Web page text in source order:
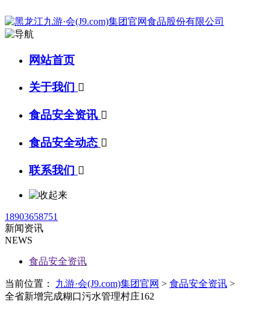
网站首页
关于我们 
食品安全资讯 
食品安全动态 
联系我们 
18903658751
新闻资讯
NEWS
食品安全资讯
当前位置： 九游·会(J9.com)集团官网 > 食品安全资讯 >
全省新增完成糊口污水管理村庄162